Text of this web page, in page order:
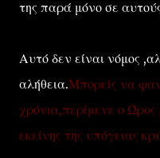
της παρά μόνο σε
Αυτό δεν είναι νόμος
αλήθεια.Μπορείς να
χρόνια,περίμενε ο
εκείνης της υπόγειας